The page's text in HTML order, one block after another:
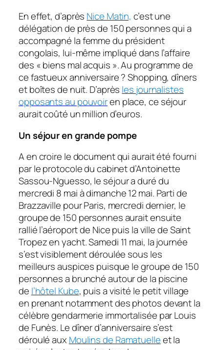
En effet, d’après Nice Matin, c’est une
délégation de près de 150 personnes qui a
accompagné la femme du président
congolais, lui-même impliqué dans l’affaire
des « biens mal acquis ». Au programme de
ce fastueux anniversaire ? Shopping, dîners
et boîtes de nuit. D’après les journalistes
opposants au pouvoiren place, ce séjour
aurait coûté un million d’euros.
Un séjour en grande pompe
A en croire le document qui aurait été fourni
par le protocole du cabinet d’Antoinette
Sassou-Nguesso, le séjour a duré du
mercredi 8 mai à dimanche 12 mai. Parti de
Brazzaville pour Paris, mercredi dernier, le
groupe de 150 personnes aurait ensuite
rallié l’aéroport de Nice puis la ville de Saint
Tropez en yacht. Samedi 11 mai, la journée
s’est visiblement déroulée sous les
meilleurs auspices puisque le groupe de 150
personnes a brunché autour de la piscine
de l’hôtel Kube, puis a visité le petit village
en prenant notamment des photos devant la
célèbre gendarmerie immortalisée par Louis
de Funès. Le dîner d’anniversaire s’est
déroulé aux Moulins de Ramatuelleet la